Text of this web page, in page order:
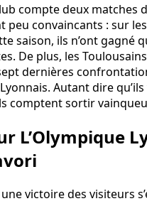
compte deux matches
peu convaincants : sur
saison, ils n’ont gagné
De plus, les
dernières
Autant dire
comptent sortir
L’Olympique
victoire des visiteurs